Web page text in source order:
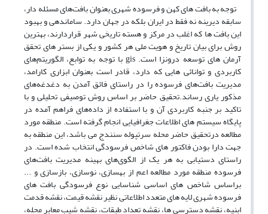
توجه به بافت های کهن و فرسوده شهری بعنوان بافت‌های مسئله دار،
سابقه دیرینه نه فقط در ایران بلکه در جهان دارد. ساماندهی و بهبود
این بافت ها که اغلب در مرکز و هسته تاریخی شهر قراردارند، بهترین
روش برای بیان تاریخ و هویت ملی هر کشور و یکی از بستر های تحقق
آرمان های توسعه درونزا است. gis با توجه به توابع، الگوریتم‌های
کاربردی و توانائی هایی که دارد، قادر است بعنوان ابزاری کارامد،
مدیریت بافت‌های فرسوده را در راستای فائق آمدن به دغدغه‌های
مذکور یاری رساند.تحقیق حاضر بر اساس روش توصیفی تحلیلی و با
تاکید بر جنبه کاربردی آن و با استفاده از داده‌های فراهم آمده در
پایگاه سیستم های اطلاعات جغرافیایی انجام گرفته است. منطقه مورد
مطالعه درتحقیق حاضر محله سرتپوله سنندج می باشد، این منطقه به
جهت دارا بودن فاکتور های شاخص فرسودگی انتخاب شده است. در
راستای دستیابی به هر یک از الگوی‌های بهینه مدیریت بافت‌های
فرسوده منطقه مورد مطالعه اعم از بهسازی، نوسازی، بازسازی و ...
براساس شاخص های اساسی شناسایی نوع فرسودگی بافت های
فرسوده شهری لایه های متعدد اطلاعاتی نظیر نقشه قیمت، نقشه قدمت
ابنیه، نقشه دسترسی ها، نقشه تعداد طبقات، نقشه شیب معابر محله،